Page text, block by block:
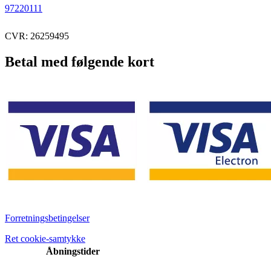
97220111
CVR: 26259495
Betal med følgende kort
Forretningsbetingelser
Ret cookie-samtykke
Åbningstider